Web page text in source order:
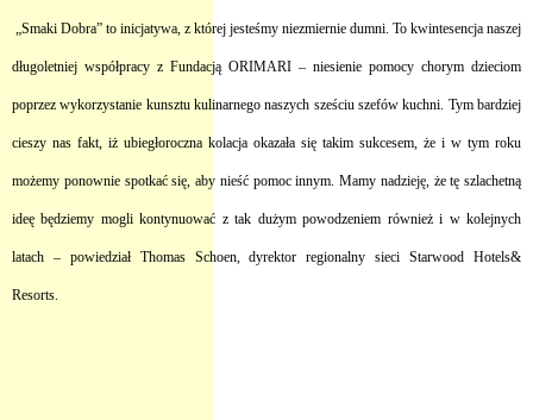
„Smaki Dobra” to inicjatywa, z której jesteśmy niezmiernie dumni. To kwintesencja naszej
długoletniej współpracy z Fundacją ORIMARI – niesienie pomocy chorym dzieciom
poprzez wykorzystanie kunsztu kulinarnego naszych sześciu szefów kuchni. Tym bardziej
cieszy nas fakt, iż ubiegłoroczna kolacja okazała się takim sukcesem, że i w tym roku
możemy ponownie spotkać się, aby nieść pomoc innym. Mamy nadzieję, że tę szlachetną
ideę będziemy mogli kontynuować z tak dużym powodzeniem również i w kolejnych
latach – powiedział Thomas Schoen, dyrektor regionalny sieci Starwood Hotels&
Resorts.